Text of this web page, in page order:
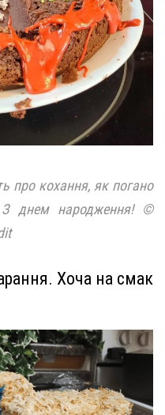
про кохання, як погано
З днем народження! ©
Хоча на смак